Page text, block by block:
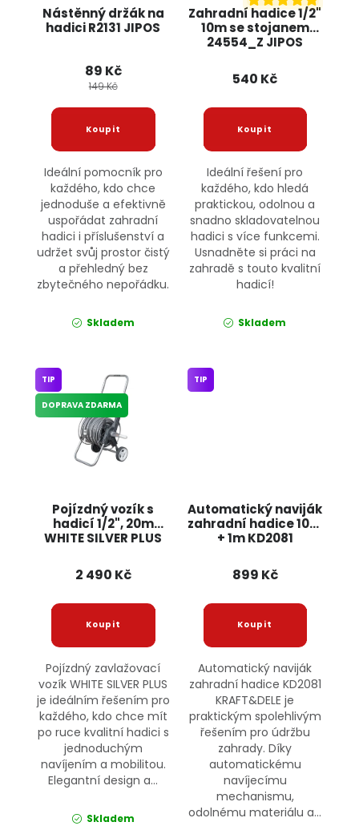
Nástěnný držák na
hadici R2131 JIPOS
89 Kč
149 Kč
Ideální pomocník pro
každého, kdo chce
jednoduše a efektivně
uspořádat zahradní
hadici i příslušenství a
udržet svůj prostor čistý
a přehledný bez
zbytečného nepořádku.
Skladem
Zahradní hadice 1/2"
10m se stojanem
24554_Z JIPOS
540 Kč
Ideální řešení pro
každého, kdo hledá
praktickou, odolnou a
snadno skladovatelnou
hadici s více funkcemi.
Usnadněte si práci na
zahradě s touto kvalitní
hadicí!
Skladem
Pojízdný vozík s
hadicí 1/2", 20m
WHITE SILVER PLUS
TIP
DOPRAVA ZDARMA
2 490 Kč
Pojízdný zavlažovací
vozík WHITE SILVER PLUS
je ideálním řešením pro
každého, kdo chce mít
po ruce kvalitní hadici s
jednoduchým
navíjením a mobilitou.
Elegantní design a...
Skladem
Automatický naviják
zahradní hadice 10m
+ 1m KD2081
TIP
899 Kč
Automatický naviják
zahradní hadice KD2081
KRAFT&DELE je
praktickým spolehlivým
řešením pro údržbu
zahrady. Díky
automatickému
navíjecímu
mechanismu,
odolnému materiálu a...